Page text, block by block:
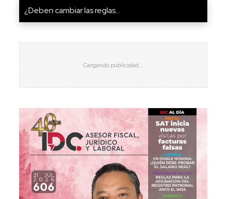
¿Deben cambiar las reglas...